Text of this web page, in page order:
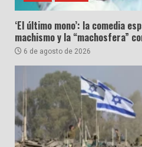
‘El último mono’: la comedia
machismo y la “machosfera”
6 de agosto de 2026